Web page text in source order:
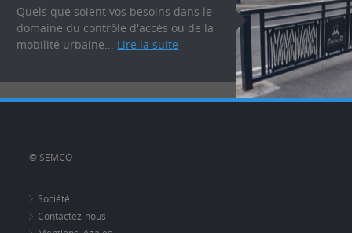
Quels que soient vos besoins dans le
domaine du contrôle d'accès ou de la
mobilité urbaine... Lire la suite
© SEMCO
Société
Contactez-nous